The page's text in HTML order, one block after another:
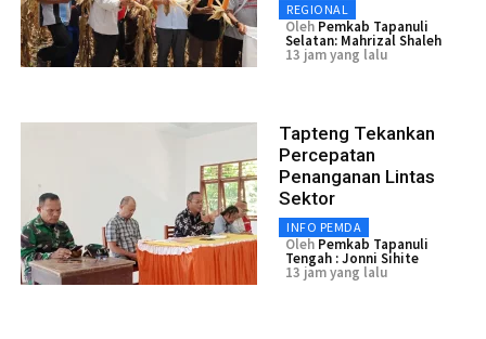
REGIONAL
Oleh Pemkab Tapanuli
Selatan: Mahrizal Shaleh
13 jam yang lalu
Tapteng Tekankan
Percepatan
Penanganan Lintas
Sektor
INFO PEMDA
Oleh Pemkab Tapanuli
Tengah : Jonni Sihite
13 jam yang lalu